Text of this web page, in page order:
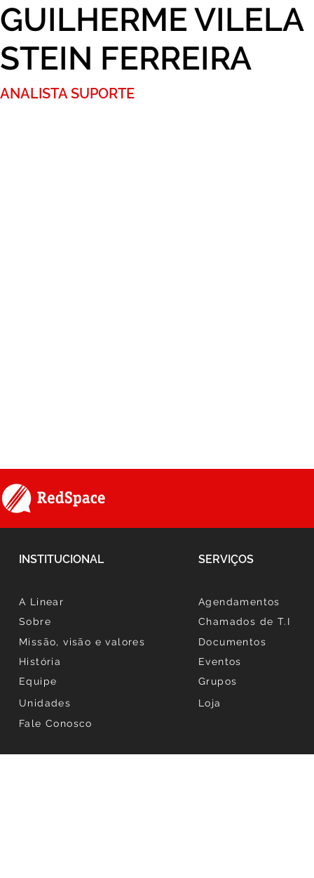
GUILHERME VILELA
STEIN FERREIRA
ANALISTA SUPORTE
INSTITUCIONAL SERVIÇOS
A Linear
Sobre
Missão, visão e valores
História
Equipe
Unidades
Agendamentos
Chamados de T.I
Documentos
Eventos
Grupos
Loja
Fale Conosco